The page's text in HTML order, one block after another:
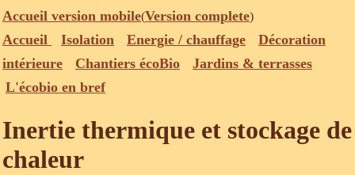
Accueil version mobile(Version complete)
Accueil Isolation Energie / chauffage
Décoration
intérieure
Chantiers écoBio
Jardins & terrasses
L'écobio en bref
Inertie thermique et stockage de
chaleur